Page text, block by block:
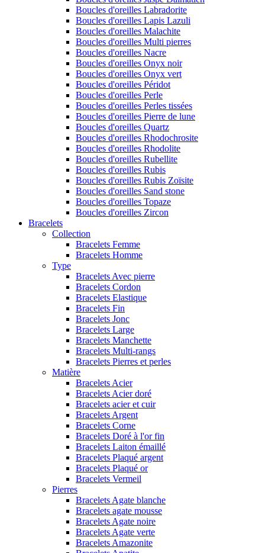
Boucles d'oreilles Labradorite
Boucles d'oreilles Lapis Lazuli
Boucles d'oreilles Malachite
Boucles d'oreilles Multi pierres
Boucles d'oreilles Nacre
Boucles d'oreilles Onyx noir
Boucles d'oreilles Onyx vert
Boucles d'oreilles Péridot
Boucles d'oreilles Perle
Boucles d'oreilles Perles tissées
Boucles d'oreilles Pierre de lune
Boucles d'oreilles Quartz
Boucles d'oreilles Rhodochrosite
Boucles d'oreilles Rhodolite
Boucles d'oreilles Rubellite
Boucles d'oreilles Rubis
Boucles d'oreilles Rubis Zoïsite
Boucles d'oreilles Sand stone
Boucles d'oreilles Topaze
Boucles d'oreilles Zircon
Bracelets
Collection
Bracelets Femme
Bracelets Homme
Type
Bracelets Avec pierre
Bracelets Cordon
Bracelets Elastique
Bracelets Fin
Bracelets Jonc
Bracelets Large
Bracelets Manchette
Bracelets Multi-rangs
Bracelets Pierres et perles
Matière
Bracelets Acier
Bracelets Acier doré
Bracelets acier et cuir
Bracelets Argent
Bracelets Corne
Bracelets Doré à l'or fin
Bracelets Laiton émaillé
Bracelets Plaqué argent
Bracelets Plaqué or
Bracelets Vermeil
Pierres
Bracelets Agate blanche
Bracelets agate mousse
Bracelets Agate noire
Bracelets Agate verte
Bracelets Amazonite